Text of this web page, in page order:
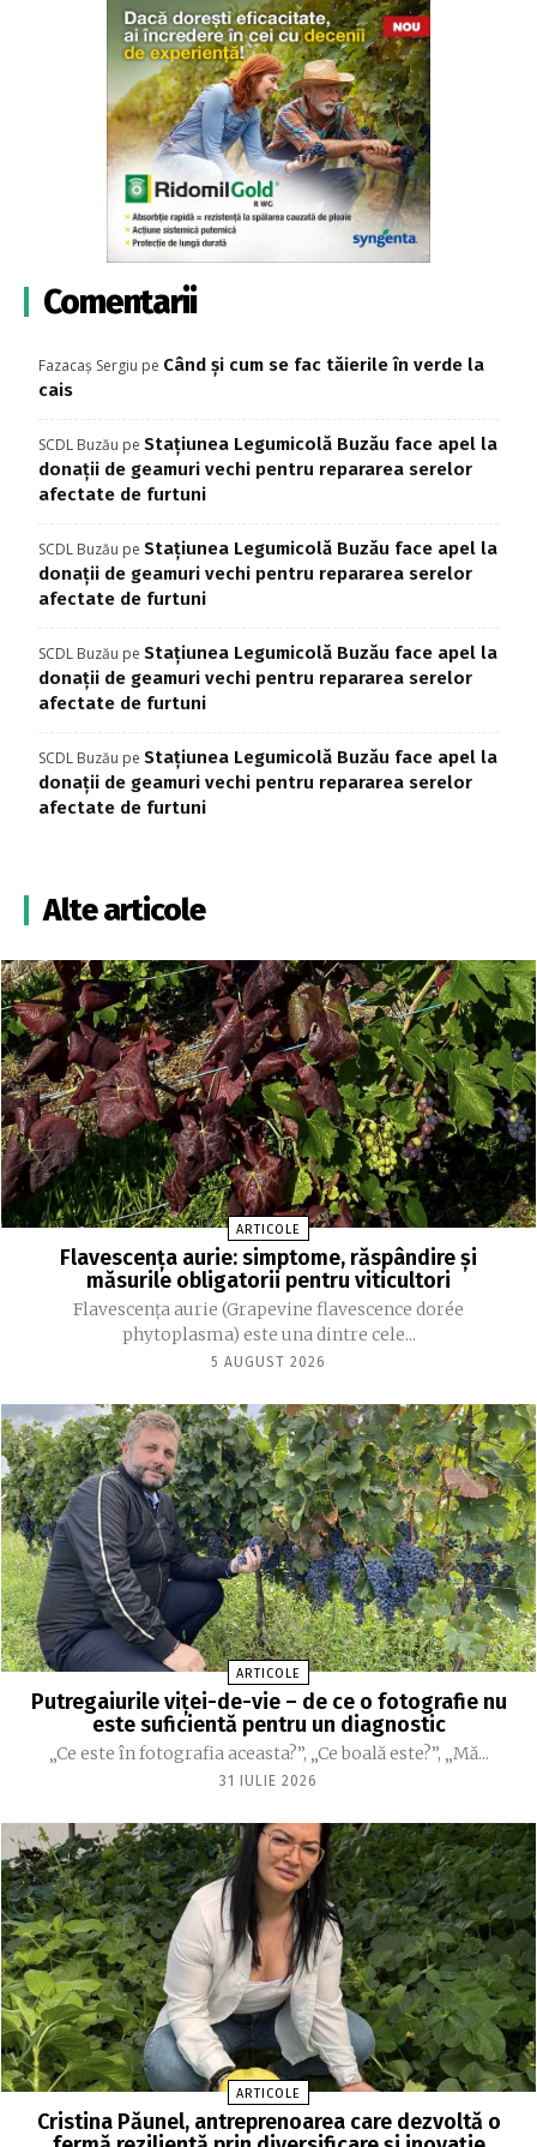
Comentarii
Fazacaș Sergiu pe Când și cum se fac tăierile în verde la
cais
SCDL Buzău pe Stațiunea Legumicolă Buzău face apel la
donații de geamuri vechi pentru repararea serelor
afectate de furtuni
SCDL Buzău pe Stațiunea Legumicolă Buzău face apel la
donații de geamuri vechi pentru repararea serelor
afectate de furtuni
SCDL Buzău pe Stațiunea Legumicolă Buzău face apel la
donații de geamuri vechi pentru repararea serelor
afectate de furtuni
SCDL Buzău pe Stațiunea Legumicolă Buzău face apel la
donații de geamuri vechi pentru repararea serelor
afectate de furtuni
Alte articole
ARTICOLE
Flavescența aurie: simptome, răspândire și
măsurile obligatorii pentru viticultori
Flavescența aurie (Grapevine flavescence dorée
phytoplasma) este una dintre cele...
5 AUGUST 2026
ARTICOLE
Putregaiurile viței-de-vie – de ce o fotografie nu
este suficientă pentru un diagnostic
„Ce este în fotografia aceasta?”, „Ce boală este?”, „Mă...
31 IULIE 2026
ARTICOLE
Cristina Păunel, antreprenoarea care dezvoltă o